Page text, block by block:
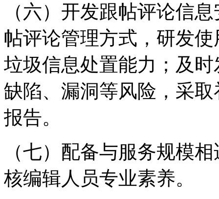
（六）开发跟帖评论信
帖评论管理方式，研发
垃圾信息处置能力；及
缺陷、漏洞等风险，采
报告。
（七）配备与服务规模
核编辑人员专业素养。